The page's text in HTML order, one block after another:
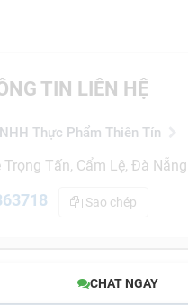
TIN LIÊN HỆ
Thực Phẩm Thiên Tín
Trọng Tấn, Cẩm Lệ, Đà
Sao chép
CHAT NGAY